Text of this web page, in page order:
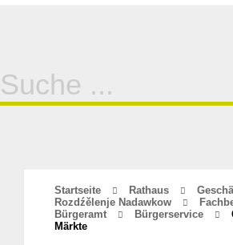
Suche
für:
Startseite Rathaus
Rozdźělenje Nadawkow
Bürgeramt
Bürgerservice
Märkte